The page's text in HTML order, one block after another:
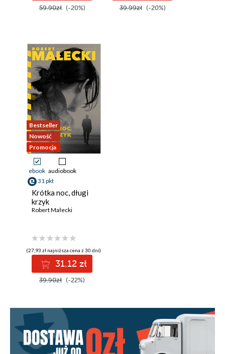
59.90zł (-20%) 39.99zł (-20%)
Bestseller
Nowość
Promocja
ebook audiobook
31 pkt
Krótka noc, długi
krzyk
Robert Małecki
(27,93 zł najniższa cena z 30 dni)
31.12 zł
39.90zł (-22%)